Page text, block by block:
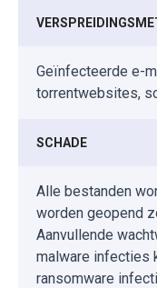
Geïnfecteerde e-
torrentwebsites,
SCHADE
Alle bestanden
worden geopend
Aanvullende
malware infecties
ransomware